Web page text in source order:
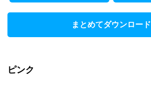
まとめてダウンロード
ピンク